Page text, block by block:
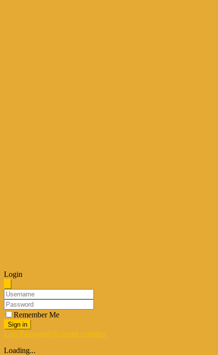
Login
Remember Me
Sign in
Lost Password?Account erstellen
Loading...